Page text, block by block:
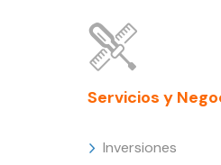
Servicios y
Inversiones